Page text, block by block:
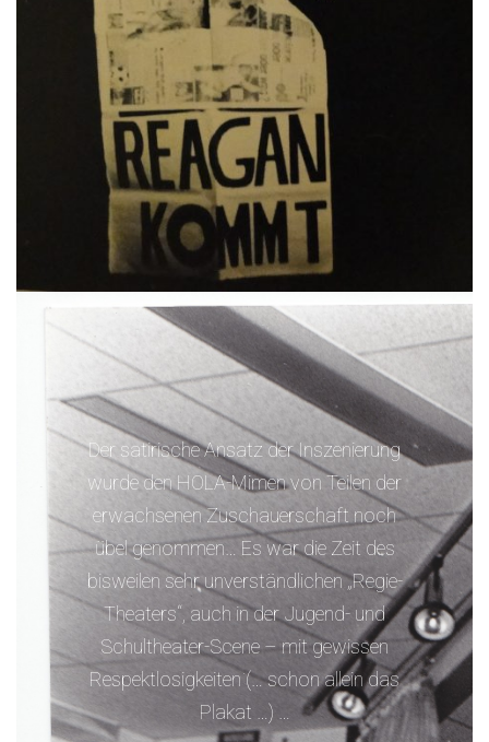
Der satirische Ansatz der Inszenierung
wurde den HOLA-Mimen von Teilen der
erwachsenen Zuschauerschaft noch
übel genommen… Es war die Zeit des
bisweilen sehr unverständlichen „Regie-
Theaters“, auch in der Jugend- und
Schultheater-Scene – mit gewissen
Respektlosigkeiten (… schon allein das
Plakat …) …